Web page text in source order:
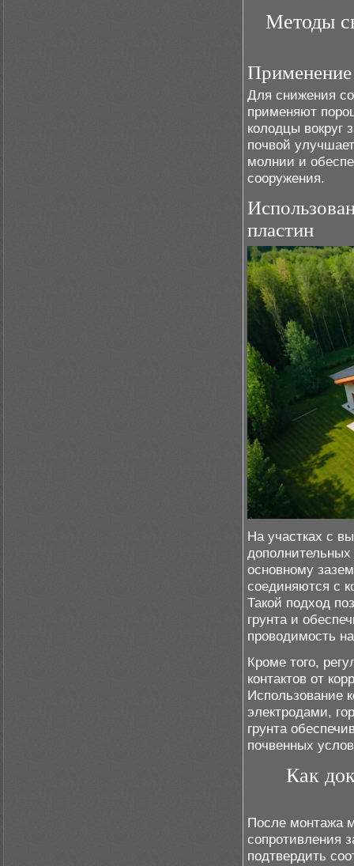
Методы
Применение
Для снижения
применяют
колодцы вокруг
почвой
молнии и
сооружения.
пластин
На участках с
основному
соединяются с
Такой подход
грунта и
проводимость
Кроме того,
контактов от
Использование
электродами,
грунта
почвенных
Как
После монтажа
сопротивления
подтвердить